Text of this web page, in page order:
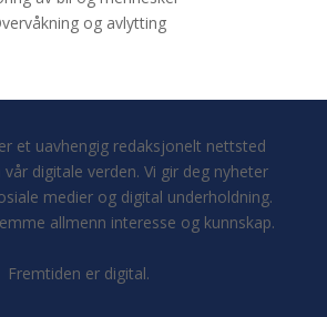
og avlytting
et uavhengig redaksjonelt nettsted
digitale verden. Vi gir deg nyheter
medier og digital underholdning.
allmenn interesse og kunnskap.
Fremtiden er digital.